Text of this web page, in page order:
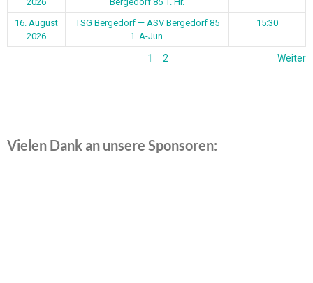
16. August
2026
TSG Bergedorf — ASV Bergedorf 85
1. A-Jun.
15:30
1 2 Weiter
Vielen Dank an unsere Sponsoren: